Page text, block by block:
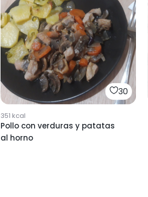
30
351 kcal
Pollo con verduras y patatas
al horno